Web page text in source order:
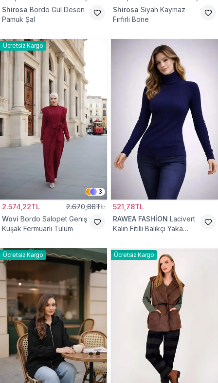
Shirosa Bordo Gül Desen
Pamuk Şal
Shirosa Siyah Kaymaz
Fırfırlı Bone
Ücretsiz Kargo
3
2.574,22TL 2.670,88TL
Wovi Bordo Salopet Geniş
Kuşak Fermuarlı Tulum
521,78TL
RAWEA FASHİON Lacivert
Kalın Fitilli Balıkçı Yaka
Ücretsiz Kargo Ücretsiz Kargo